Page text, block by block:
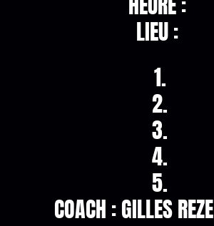
LIEU :
1.
2.
3.
4.
5.
COACH : GILLES